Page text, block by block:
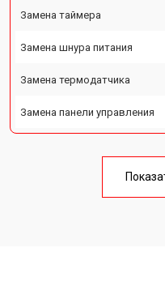
Замена таймера
Замена шнура питания
Замена термодатчика
Замена панели управления